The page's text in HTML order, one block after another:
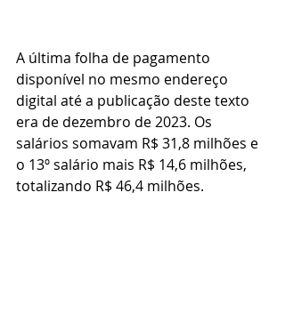
A última folha de pagamento
disponível no mesmo endereço
digital até a publicação deste texto
era de dezembro de 2023. Os
salários somavam R$ 31,8 milhões e
o 13º salário mais R$ 14,6 milhões,
totalizando R$ 46,4 milhões.